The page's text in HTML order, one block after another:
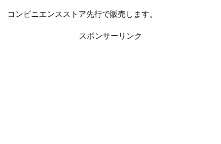
コンビニエンスストア先行で販売します。
スポンサーリンク